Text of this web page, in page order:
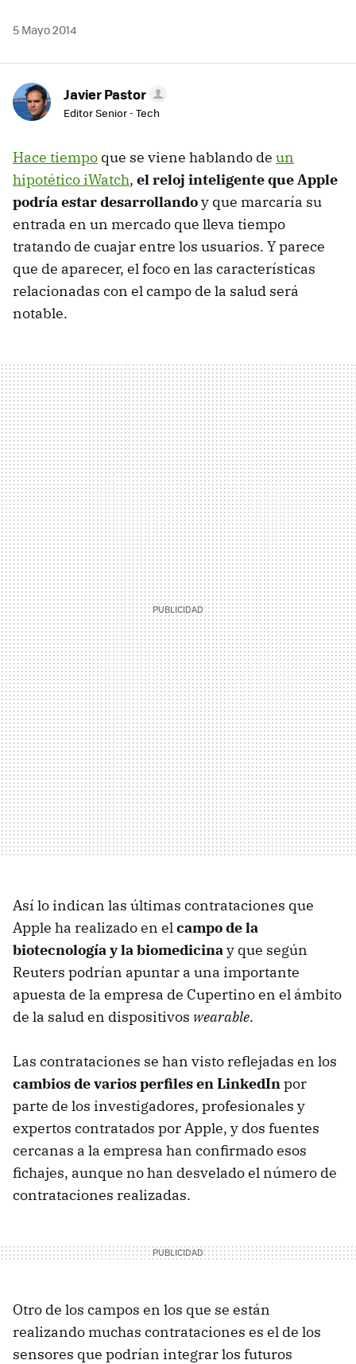
5 Mayo 2014
Javier Pastor
Editor Senior - Tech
Hace tiempo que se viene hablando de un
hipotético iWatch, el reloj inteligente que Apple
podría estar desarrollandoy que marcaría su
entrada en un mercado que lleva tiempo
tratando de cuajar entre los usuarios. Y parece
que de aparecer, el foco en las características
relacionadas con el campo de la salud será
notable.
Así lo indican las últimas contrataciones que
Apple ha realizado en elcampo de la
biotecnología y la biomedicinay que según
Reuters podrían apuntar a una importante
apuesta de la empresa de Cupertino en el ámbito
de la salud en dispositivos wearable.
Las contrataciones se han visto reflejadas en los
cambios de varios perfiles en LinkedInpor
parte de los investigadores, profesionales y
expertos contratados por Apple, y dos fuentes
cercanas a la empresa han confirmado esos
fichajes, aunque no han desvelado el número de
contrataciones realizadas.
Otro de los campos en los que se están
realizando muchas contrataciones es el de los
sensores que podrían integrar los futuros